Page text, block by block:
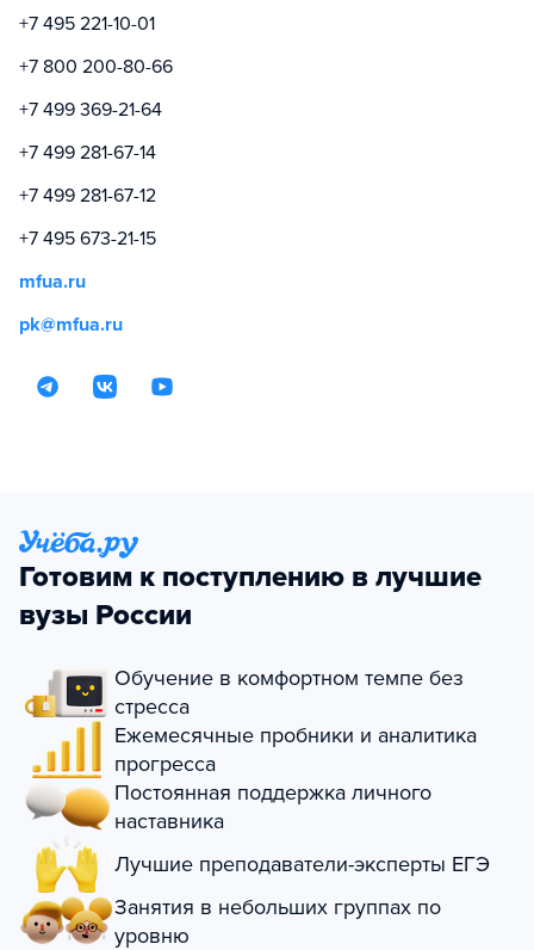
+7 495 221-10-01
+7 800 200-80-66
+7 499 369-21-64
+7 499 281-67-14
+7 499 281-67-12
+7 495 673-21-15
mfua.ru
pk@mfua.ru
Готовим к поступлению в лучшие
вузы России
Обучение в комфортном темпе без
стресса
Ежемесячные пробники и аналитика
прогресса
Постоянная поддержка личного
наставника
Лучшие преподаватели-эксперты ЕГЭ
Занятия в небольших группах по
уровню